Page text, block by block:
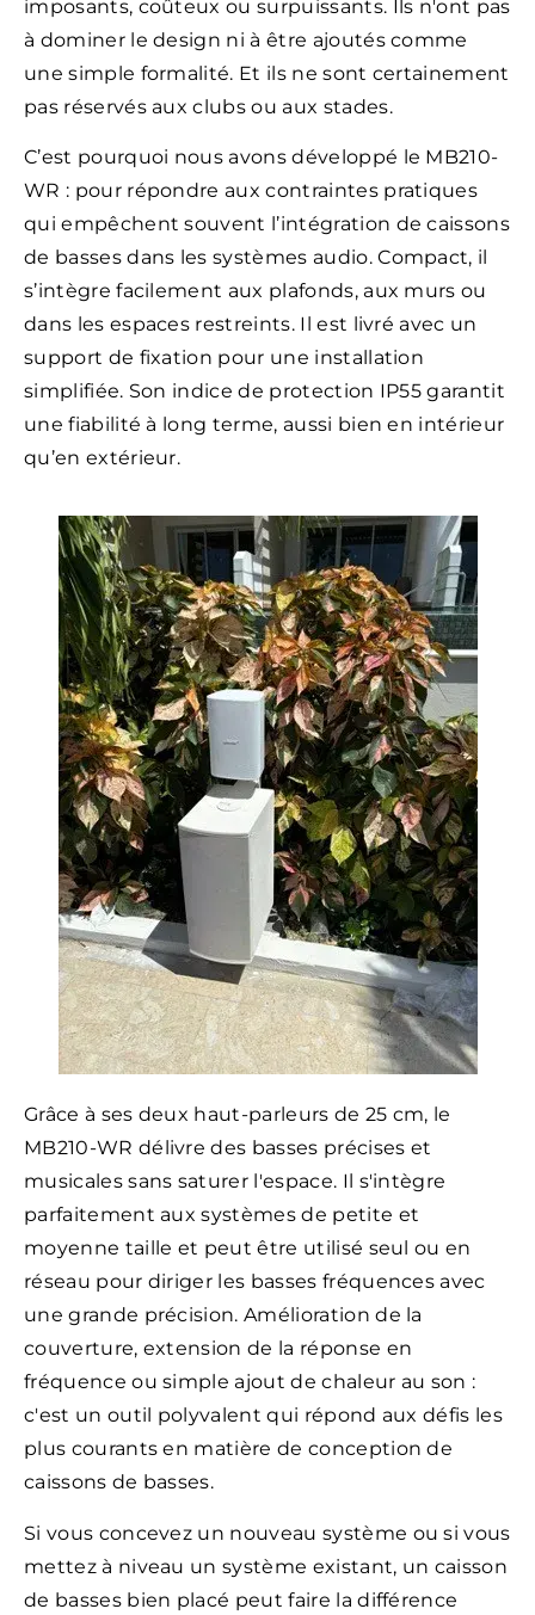
imposants, coûteux ou surpuissants. Ils n'ont pas
à dominer le design ni à être ajoutés comme
une simple formalité. Et ils ne sont certainement
pas réservés aux clubs ou aux stades.
C’est pourquoi nous avons développé le MB210-
WR : pour répondre aux contraintes pratiques
qui empêchent souvent l’intégration de caissons
de basses dans les systèmes audio. Compact, il
s’intègre facilement aux plafonds, aux murs ou
dans les espaces restreints. Il est livré avec un
support de fixation pour une installation
simplifiée. Son indice de protection IP55 garantit
une fiabilité à long terme, aussi bien en intérieur
qu’en extérieur.
Grâce à ses deux haut-parleurs de 25 cm, le
MB210-WR délivre des basses précises et
musicales sans saturer l'espace. Il s'intègre
parfaitement aux systèmes de petite et
moyenne taille et peut être utilisé seul ou en
réseau pour diriger les basses fréquences avec
une grande précision. Amélioration de la
couverture, extension de la réponse en
fréquence ou simple ajout de chaleur au son :
c'est un outil polyvalent qui répond aux défis les
plus courants en matière de conception de
caissons de basses.
Si vous concevez un nouveau système ou si vous
mettez à niveau un système existant, un caisson
de basses bien placé peut faire la différence